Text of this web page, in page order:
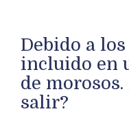
Debido a
incluido en
de
salir?